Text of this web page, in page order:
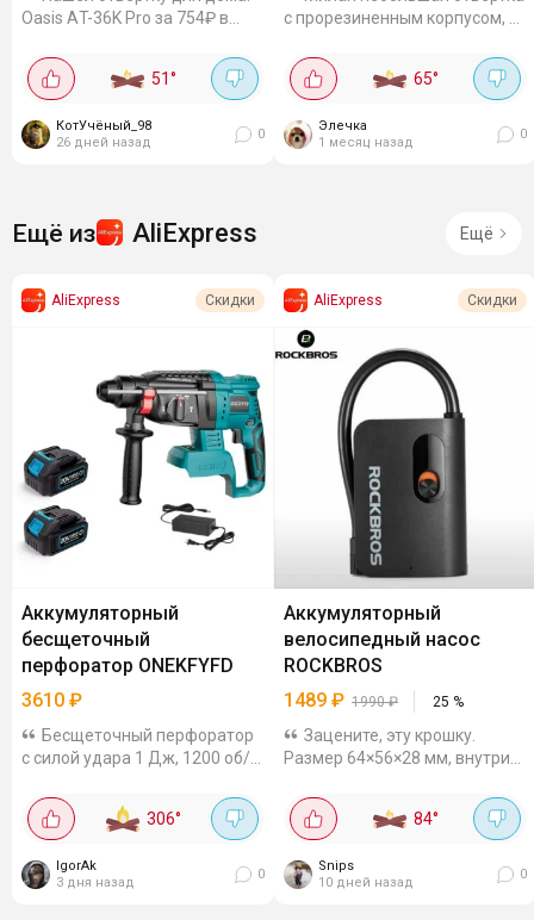
Oasis АT-36K Pro за 754₽ в
Нм - саморезы в ДСП крутит
без усилий. Аккумулятор 1.5
меняет...
51°
КотУчёный_98
26 дней назад
0
с прорезиненным корпусом, 3
Крутящий момент до 5 Нм,
аккумулятор на 4 В и 2 А·ч,
комплекте есть...
65°
Элечка
1 месяц назад
0
Ещё из AliExpress Ещё
AliExpress Скидки
Аккумуляторный
бесщеточный
перфоратор ONEKFYFD
3610 ₽
Бесщеточный перфоратор
с силой удара 1 Дж, 1200 об/
патроном. В комплекте идут 2
аккумулятора и зарядное
совместим с...
306°
IgorAk
3 дня назад
0
AliExpress Скидки
Аккумуляторный
велосипедный насос
ROCKBROS
1489 ₽ 1990₽ 25 %
Зацените, эту крошку.
Размер 64×56×28 мм, внутри
через Type-C. Можно в любой
момент подзарядить.
велосипеда или мяч....
84°
Snips
10 дней назад
0